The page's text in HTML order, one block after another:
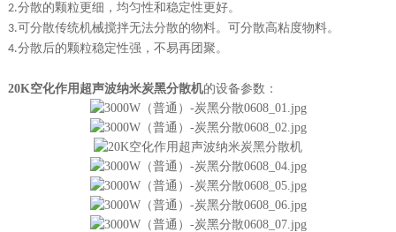
2.分散的颗粒更细，均匀性和稳定性更好。
3.可分散传统机械搅拌无法分散的物料。可分散高粘度物料。
4.分散后的颗粒稳定性强，不易再团聚。
20K空化作用超声波纳米炭黑分散机的设备参数：